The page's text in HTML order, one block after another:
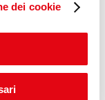
dei cookie